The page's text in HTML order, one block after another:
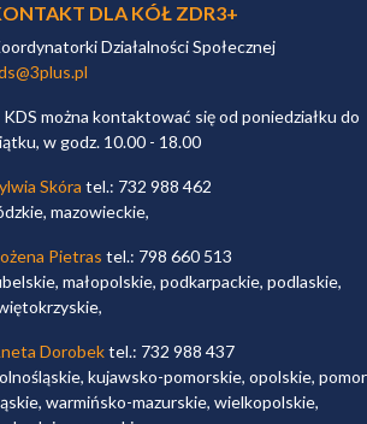
DLA KÓŁ ZDR3+
Działalności Społecznej
KDS można kontaktować się od poniedziałku do
w godz. 10.00 - 18.00
Skóra tel.: 732 988 462
mazowieckie,
Pietras tel.: 798 660 513
małopolskie, podkarpackie, podlaskie,
Dorobektel.: 732 988 437
kujawsko-pomorskie, opolskie,
warmińsko-mazurskie, wielkopolskie,